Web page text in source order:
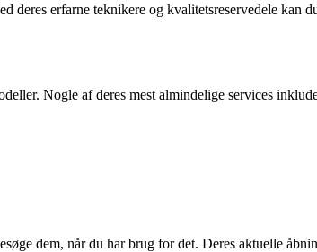
deres erfarne teknikere og kvalitetsreservedele
Nogle af deres mest almindelige services
dem, når du har brug for det. Deres aktuelle